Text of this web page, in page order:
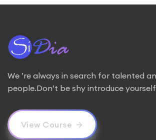
We ’re always in search for talented
people.Don’t be shy introduce
View Course